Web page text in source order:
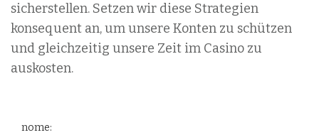
sicherstellen. Setzen wir diese Strategien
konsequent an, um unsere Konten zu schützen
und gleichzeitig unsere Zeit im Casino zu
auskosten.
nome: